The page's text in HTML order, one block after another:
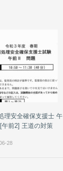
理安全確保支援士 午
前2] 王道の対策
28